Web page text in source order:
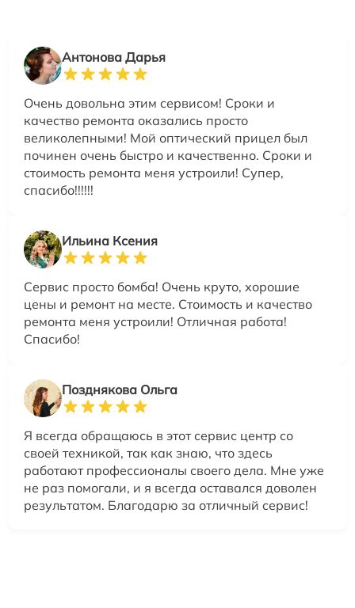
Антонова Дарья
Очень довольна этим сервисом! Сроки и
качество ремонта оказались просто
великолепными! Мой оптический прицел был
починен очень быстро и качественно. Сроки и
стоимость ремонта меня устроили! Супер,
спасибо!!!!!!
Ильина Ксения
Сервис просто бомба! Очень круто, хорошие
цены и ремонт на месте. Стоимость и качество
ремонта меня устроили! Отличная работа!
Спасибо!
Позднякова Ольга
Я всегда обращаюсь в этот сервис центр со
своей техникой, так как знаю, что здесь
работают профессионалы своего дела. Мне уже
не раз помогали, и я всегда оставался доволен
результатом. Благодарю за отличный сервис!